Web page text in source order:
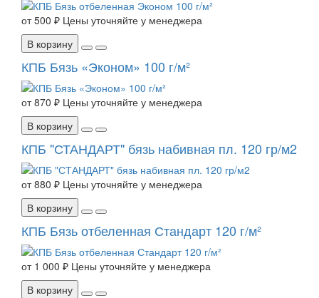
от 500 ₽ Цены уточняйте у менеджера
В корзину
КПБ Бязь «Эконом» 100 г/м²
от 870 ₽ Цены уточняйте у менеджера
В корзину
КПБ "СТАНДАРТ" бязь набивная пл. 120 гр/м2
от 880 ₽ Цены уточняйте у менеджера
В корзину
КПБ Бязь отбеленная Стандарт 120 г/м²
от 1 000 ₽ Цены уточняйте у менеджера
В корзину